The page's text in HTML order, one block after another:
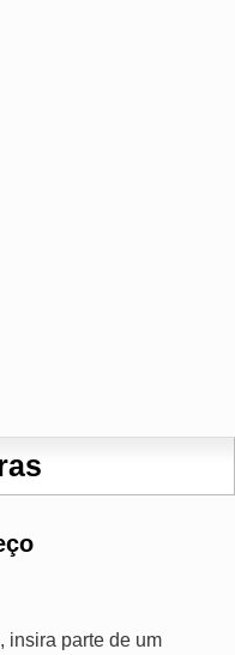
insira parte de um